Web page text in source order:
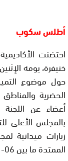
أطلس سكوب
احتضنت
حول موضوع
الحضرية
أعضاء عن اللجنة
بالمجلس الأعلى
زيارات ميدانية
الممتدة ما بين 06- 12 أبريل 2025.